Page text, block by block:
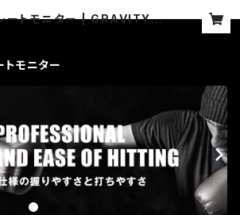
ートモニター | GRAVITY B
トモニター